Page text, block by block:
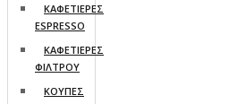
ΚΑΦΕΤΙΕΡΕΣ
ESPRESSO
ΚΑΦΕΤΙΕΡΕΣ
ΦΙΛΤΡΟΥ
ΚΟΥΠΕΣ